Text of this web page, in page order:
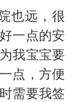
也远，很
一点的安
我宝宝要
点，方便
需要我签